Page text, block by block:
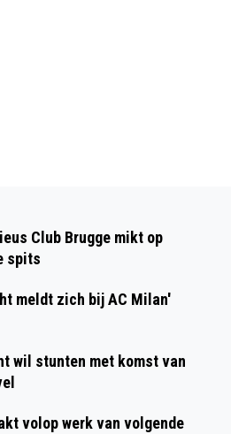
Club Brugge mikt op
spits
meldt zich bij AC Milan'
wil stunten met komst van
volop werk van volgende